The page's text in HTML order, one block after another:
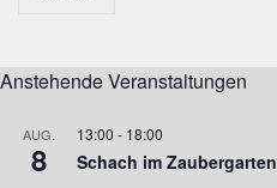
Anstehende Veranstaltungen
AUG.
8
13:00 - 18:00
Schach im Zaubergarten